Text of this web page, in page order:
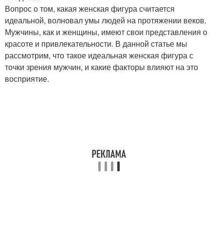
Вопрос о том, какая женская фигура считается
идеальной, волновал умы людей на протяжении веков.
Мужчины, как и женщины, имеют свои представления о
красоте и привлекательности. В данной статье мы
рассмотрим, что такое идеальная женская фигура с
точки зрения мужчин, и какие факторы влияют на это
восприятие.